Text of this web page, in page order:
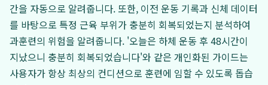
간을 자동으로 알려줍니다. 또한, 이전 운동 기록과 신체 데이터
를 바탕으로 특정 근육 부위가 충분히 회복되었는지 분석하여
과훈련의 위험을 알려줍니다. '오늘은 하체 운동 후 48시간이
지났으니 충분히 회복되었습니다'와 같은 개인화된 가이드는
사용자가 항상 최상의 컨디션으로 훈련에 임할 수 있도록 돕습